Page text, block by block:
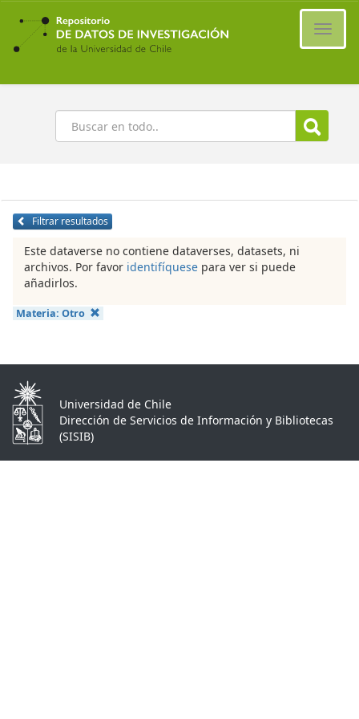
Ir
contenido
principal
Buscar
Filtrar resultados
Este dataverse no contiene dataverses, datasets, ni
archivos. Por favor identifíquese para ver si puede
añadirlos.
Materia: Otro
Universidad de Chile
Dirección de Servicios de Información y Bibliotecas
(SISIB)